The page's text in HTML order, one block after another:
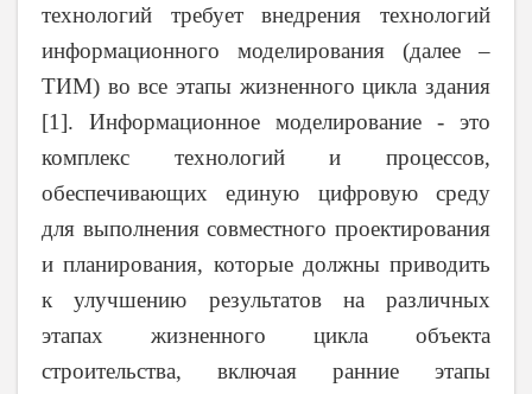
технологий требует внедрения технологий
информационного моделирования (далее –
ТИМ) во все этапы жизненного цикла здания
[1]. Информационное моделирование - это
комплекс технологий и процессов,
обеспечивающих единую цифровую среду
для выполнения совместного проектирования
и планирования, которые должны приводить
к улучшению результатов на различных
этапах жизненного цикла объекта
строительства, включая ранние этапы